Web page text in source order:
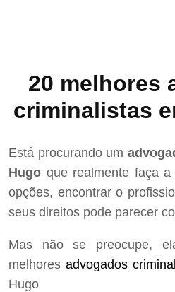
20 melhores
criminalistas
Está procurando um
Hugo que realmente faça
opções, encontrar o
seus direitos pode parecer
Mas não se preocupe,
melhoresadvogados
Hugo